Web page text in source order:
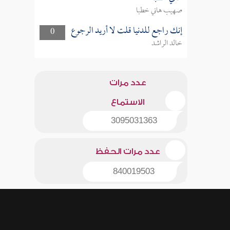
صهيب هاني خطبا
0
إنك راجع للدنيا قلت لا أريد الرجوع
خالد الراشد
عدد مرات
الاستماع
3095031363
عدد مرات الحفظ
840019503